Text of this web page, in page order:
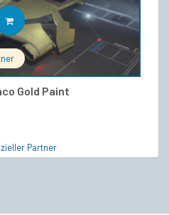
Gold Paint
IN DEN WARENKORB
Partner